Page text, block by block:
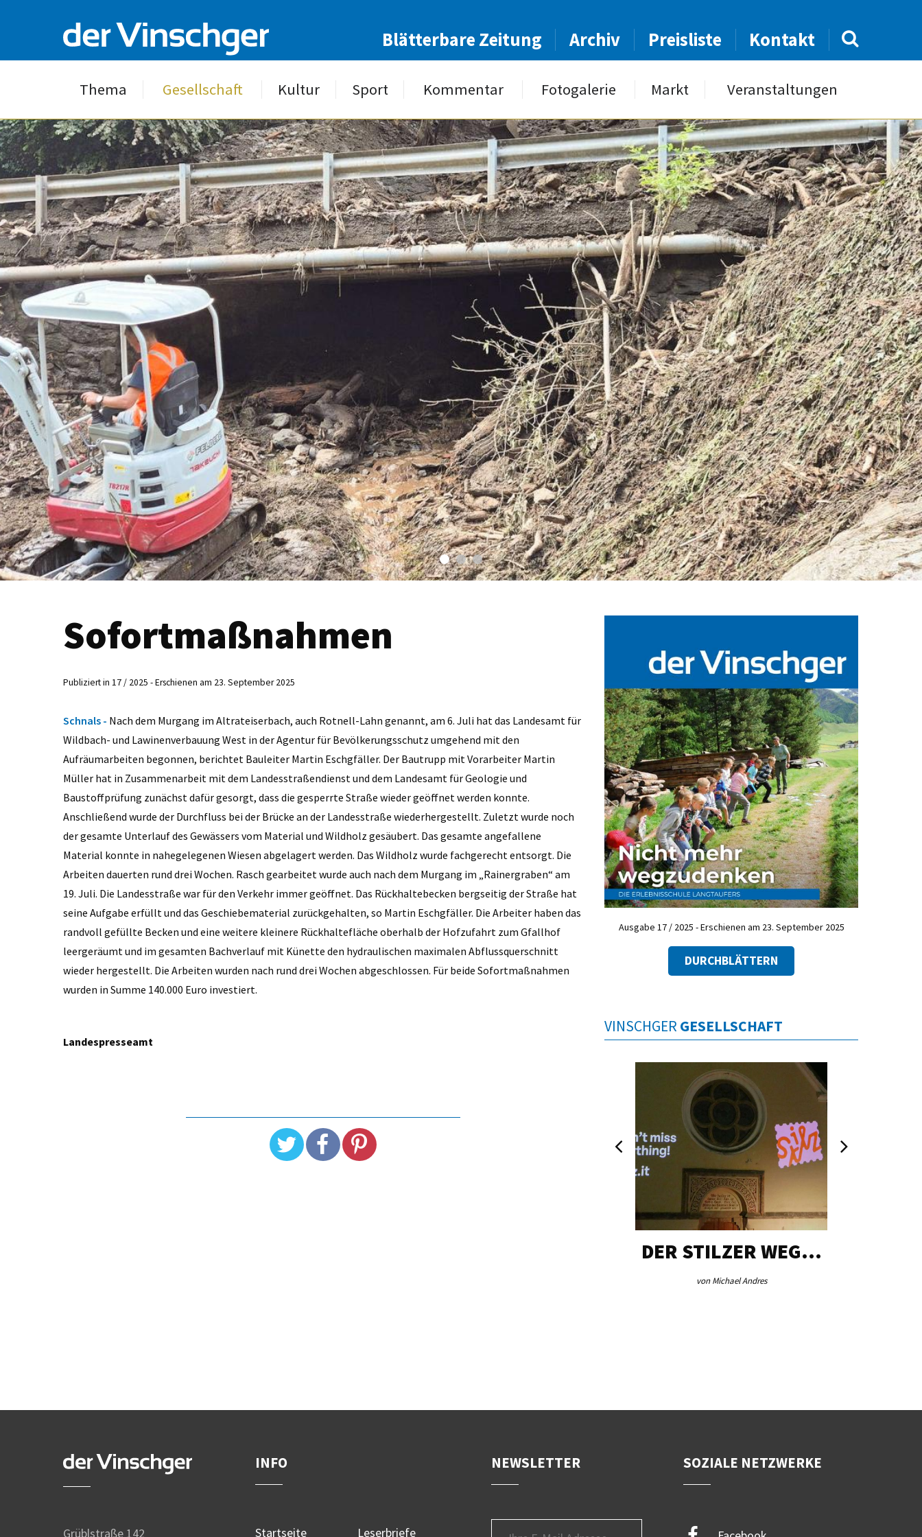
Blätterbare Zeitung Archiv Preisliste Kontakt
Thema Gesellschaft Kultur Sport Kommentar Fotogalerie Markt Veranstaltungen
Sofortmaßnahmen
Publiziert in 17 / 2025 - Erschienen am 23. September 2025
Schnals - Nach dem Murgang im Altrateiserbach, auch Rotnell-Lahn genannt, am 6. Juli hat das Landesamt für
Wildbach- und Lawinenverbauung West in der Agentur für Bevölkerungsschutz umgehend mit den
Aufräumarbeiten begonnen, berichtet Bauleiter Martin Eschgfäller. Der Bautrupp mit Vorarbeiter Martin
Müller hat in Zusammenarbeit mit dem Landesstraßendienst und dem Landesamt für Geologie und
Baustoffprüfung zunächst dafür gesorgt, dass die gesperrte Straße wieder geöffnet werden konnte.
Anschließend wurde der Durchfluss bei der Brücke an der Landesstraße wiederhergestellt. Zuletzt wurde noch
der gesamte Unterlauf des Gewässers vom Material und Wildholz gesäubert. Das gesamte angefallene
Material konnte in nahegelegenen Wiesen abgelagert werden. Das Wildholz wurde fachgerecht entsorgt. Die
Arbeiten dauerten rund drei Wochen. Rasch gearbeitet wurde auch nach dem Murgang im „Rainergraben“ am
19. Juli. Die Landesstraße war für den Verkehr immer geöffnet. Das Rückhaltebecken bergseitig der Straße hat
seine Aufgabe erfüllt und das Geschiebematerial zurückgehalten, so Martin Eschgfäller. Die Arbeiter haben das
randvoll gefüllte Becken und eine weitere kleinere Rückhaltefläche oberhalb der Hofzufahrt zum Gfallhof
leergeräumt und im gesamten Bachverlauf mit Künette den hydraulischen maximalen Abflussquerschnitt
wieder hergestellt. Die Arbeiten wurden nach rund drei Wochen abgeschlossen. Für beide Sofortmaßnahmen
wurden in Summe 140.000 Euro investiert.
Landespresseamt
Ausgabe 17 / 2025 - Erschienen am 23. September 2025
DURCHBLÄTTERN
VINSCHGER GESELLSCHAFT
DER STILZER WEG…
von Michael Andres
Grüblstraße 142
INFO
Startseite Leserbriefe
NEWSLETTER SOZIALE NETZWERKE